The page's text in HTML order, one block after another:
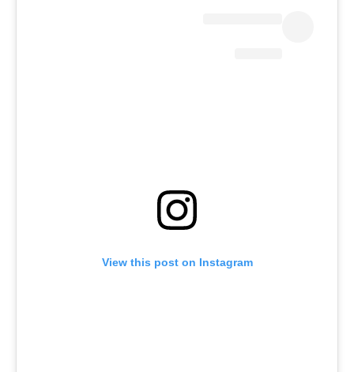
View this post on Instagram